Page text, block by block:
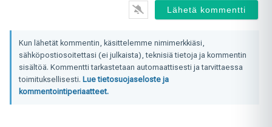
Kun lähetät kommentin, käsittelemme nimimerkkiäsi,
sähköpostiosoitettasi (ei julkaista), teknisiä tietoja ja kommentin
sisältöä. Kommentti tarkastetaan automaattisesti ja tarvittaessa
toimituksellisesti. Lue tietosuojaseloste ja
kommentointiperiaatteet.